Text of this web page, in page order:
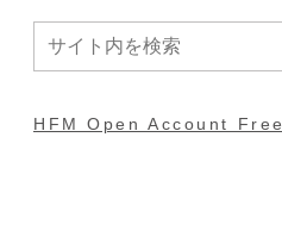
HFM Open Account Free